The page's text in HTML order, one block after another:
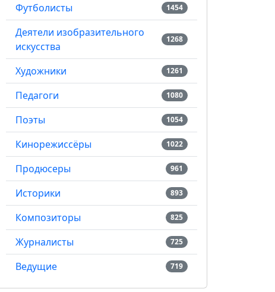
Футболисты 1454
Деятели изобразительного
искусства
1268
Художники 1261
Педагоги 1080
Поэты 1054
Кинорежиссёры 1022
Продюсеры 961
Историки 893
Композиторы 825
Журналисты 725
Ведущие 719